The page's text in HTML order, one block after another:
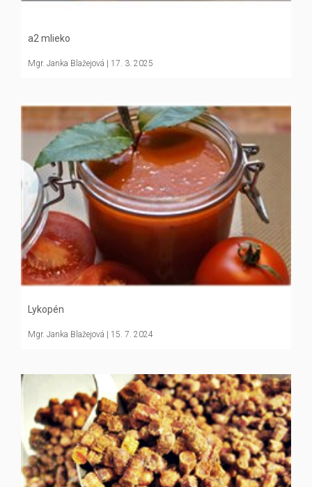
a2 mlieko
Mgr. Janka Blažejová | 17. 3. 2025
Lykopén
Mgr. Janka Blažejová | 15. 7. 2024